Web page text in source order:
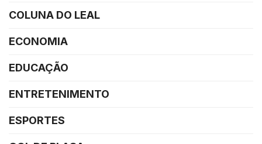
COLUNA DO LEAL
ECONOMIA
EDUCAÇÃO
ENTRETENIMENTO
ESPORTES